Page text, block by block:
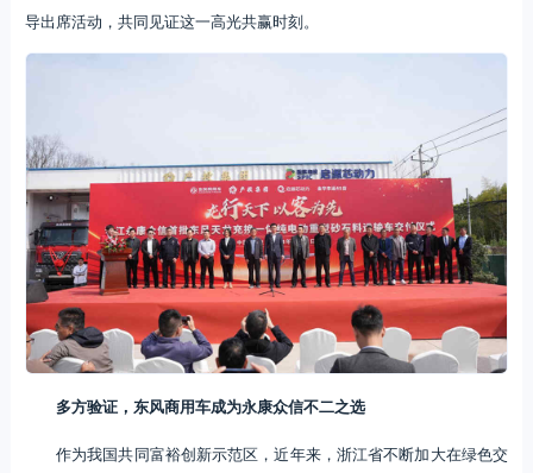
导出席活动，共同见证这一高光共赢时刻。
多方验证，东风商用车成为永康众信不二之选
作为我国共同富裕创新示范区，近年来，浙江省不断加大在绿色交